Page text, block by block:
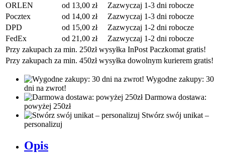
ORLEN
od 13,00 zł
Zazwyczaj 1-3 dni robocze
Pocztex
od 14,00 zł
Zazwyczaj 1-3 dni robocze
DPD
od 15,00 zł
Zazwyczaj 1-2 dni robocze
FedEx
od 21,00 zł
Zazwyczaj 1-2 dni robocze
Przy zakupach za min. 250zł wysyłka InPost Paczkomat gratis!
Przy zakupach za min. 450zł wysyłka dowolnym kurierem gratis!
Wygodne zakupy: 30
dni na zwrot!
Darmowa dostawa:
powyżej 250zł
Stwórz swój unikat –
personalizuj
Opis